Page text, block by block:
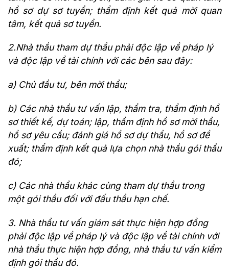
hồ sơ dự sơ tuyển; thẩm định kết quả mời quan
tâm, kết quả sơ tuyển.
2.Nhà thầu tham dự thầu phải độc lập về pháp lý
và độc lập về tài chính với các bên sau đây:
a) Chủ đầu tư, bên mời thầu;
b) Các nhà thầu tư vấn lập, thẩm tra, thẩm định hồ
sơ thiết kế, dự toán; lập, thẩm định hồ sơ mời thầu,
hồ sơ yêu cầu; đánh giá hồ sơ dự thầu, hồ sơ đề
xuất; thẩm định kết quả lựa chọn nhà thầu gói thầu
đó;
c) Các nhà thầu khác cùng tham dự thầu trong
một gói thầu đối với đấu thầu hạn chế.
3. Nhà thầu tư vấn giám sát thực hiện hợp đồng
phải độc lập về pháp lý và độc lập về tài chính với
nhà thầu thực hiện hợp đồng, nhà thầu tư vấn kiểm
định gói thầu đó.